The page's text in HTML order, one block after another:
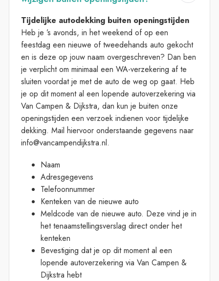
Tijdelijke autodekking buiten openingstijden
Heb je ’s avonds, in het weekend of op een
feestdag een nieuwe of tweedehands auto gekocht
en is deze op jouw naam overgeschreven? Dan ben
je verplicht om minimaal een WA-verzekering af te
sluiten voordat je met de auto de weg op gaat. Heb
je op dit moment al een lopende autoverzekering via
Van Campen & Dijkstra, dan kun je buiten onze
openingstijden een verzoek indienen voor tijdelijke
dekking. Mail hiervoor onderstaande gegevens naar
info@vancampendijkstra.nl.
Naam
Adresgegevens
Telefoonnummer
Kenteken van de nieuwe auto
Meldcode van de nieuwe auto. Deze vind je in
het tenaamstellingsverslag direct onder het
kenteken
Bevestiging dat je op dit moment al een
lopende autoverzekering via Van Campen &
Dijkstra hebt